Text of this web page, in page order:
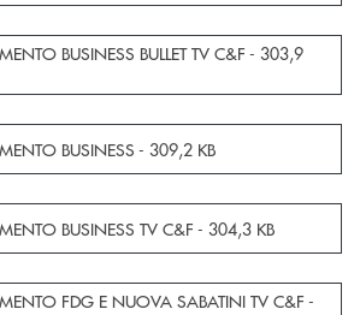
in una nuova finestra
BUSINESS BULLET TV C&F - 303,9
in una nuova finestra
BUSINESS - 309,2 KB
in una nuova finestra
BUSINESS TV C&F - 304,3 KB
in una nuova finestra
FDG E NUOVA SABATINI TV C&F -